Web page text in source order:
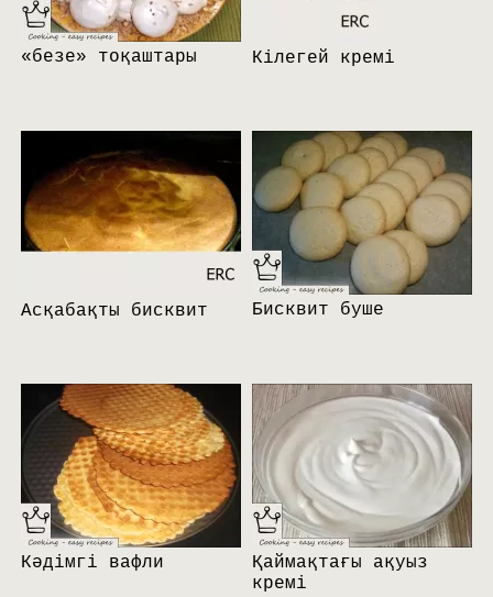
«безе» тоқаштары Кілегей кремі
Асқабақты бисквит Бисквит буше
Кәдімгі вафли
Қаймақтағы ақуыз
кремі